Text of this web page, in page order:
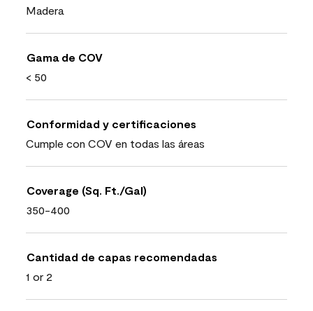
Madera
Gama de COV
< 50
Conformidad y certificaciones
Cumple con COV en todas las áreas
Coverage (Sq. Ft./Gal)
350-400
Cantidad de capas recomendadas
1 or 2